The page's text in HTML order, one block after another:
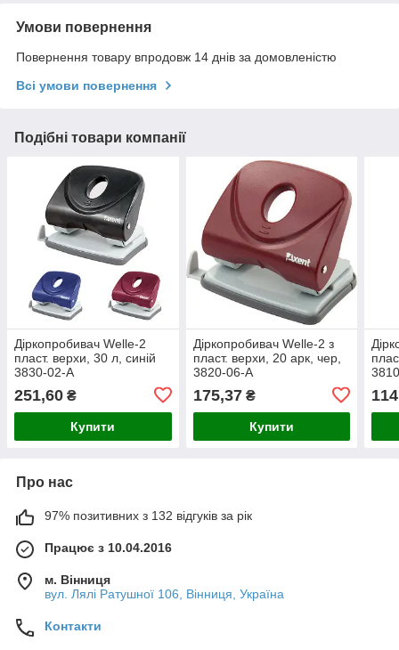
Умови повернення
Повернення товару впродовж 14 днів за домовленістю
Всі умови повернення
Подібні товари компанії
Діркопробивач Welle-2
пласт. верхи, 30 л, синій
3830-02-А
251,60 ₴
Купити
Діркопробивач Welle-2 з
пласт. верхи, 20 арк, чер,
3820-06-A
175,37₴
Купити
Про нас
97% позитивних з 132 відгуків за рік
Працює з 10.04.2016
м. Вінниця
вул. Лялі Ратушної 106, Вінниця, Україна
Контакти